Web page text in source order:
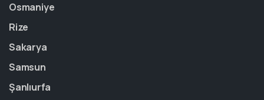
Osmaniye
Rize
Sakarya
Samsun
Şanlıurfa